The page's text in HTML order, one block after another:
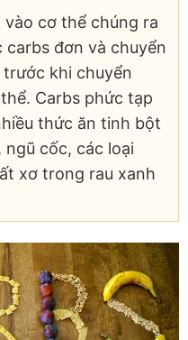
cơ thể chúng ra
đơn và chuyển
khi chuyển
Carbs phức tạp
thức ăn tinh bột
cốc, các loại
xơ trong rau xanh